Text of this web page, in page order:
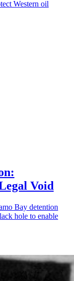
Western oil
Void
Bay detention
hole to enable